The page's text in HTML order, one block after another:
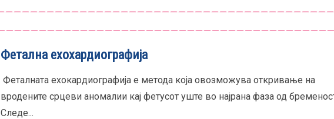
Фетална ехохардиографија
Феталната ехокардиографија е метода која овозможува откривање на
вродените срцеви аномалии кај фетусот уште во најрана фаза од
Следе...